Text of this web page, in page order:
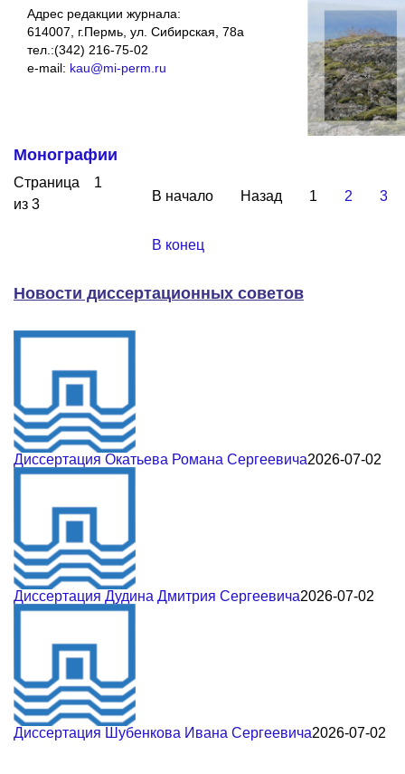
Адрес редакции журнала:
614007, г.Пермь, ул. Сибирская, 78а
тел.:(342) 216-75-02
e-mail: kau@mi-perm.ru
Монографии
Страница 1
из 3
В начало Назад 1 2 3
В конец
Новости диссертационных советов
Диссертация Окатьева Романа Сергеевича2026-07-02
Диссертация Дудина Дмитрия Сергеевича2026-07-02
Диссертация Шубенкова Ивана Сергеевича2026-07-02